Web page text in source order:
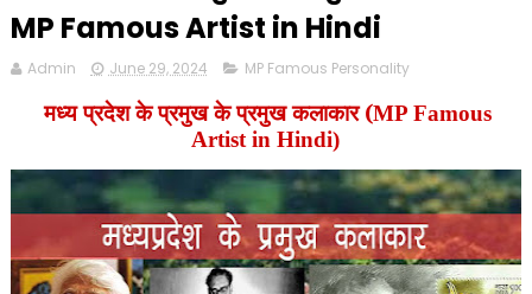
MP Famous Artist in Hindi
Admin June 29, 2024 MP Famous Personality
मध्य प्रदेश के प्रमुख के प्रमुख कलाकार (MP Famous
Artist in Hindi)